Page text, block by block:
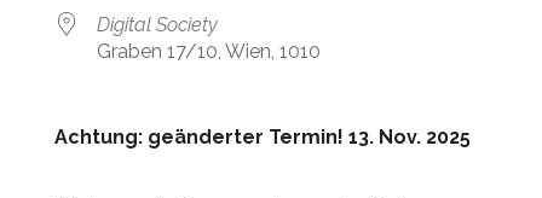
Digital Society
Graben 17/10, Wien, 1010
Achtung: geänderter Termin! 13. Nov. 2025